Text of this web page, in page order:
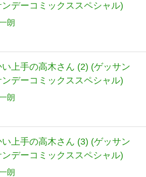
ンデーコミックススペシャル)
朗
上手の高木さん (2) (ゲッサン
ンデーコミックススペシャル)
朗
上手の高木さん (3) (ゲッサン
ンデーコミックススペシャル)
朗